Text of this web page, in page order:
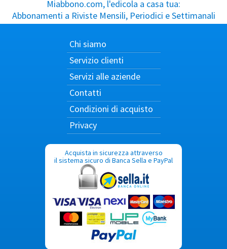
Miabbono.com, l'edicola a casa tua:
Abbonamenti a Riviste Mensili, Periodici e Settimanali
Chi siamo
Servizio clienti
Servizi alle aziende
Contatti
Condizioni di acquisto
Privacy
Acquista in sicurezza attraverso
il sistema sicuro di Banca Sella e PayPal